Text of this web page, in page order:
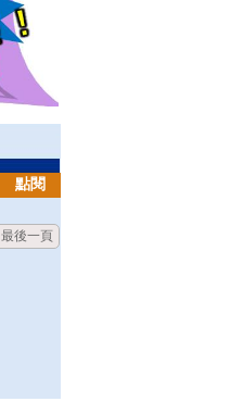
點閱
最後一頁